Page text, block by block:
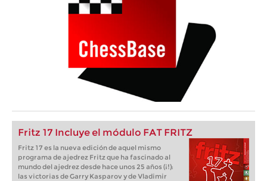
Fritz 17 Incluye el módulo FAT FRITZ
Fritz 17 es la nueva edición de aquel mismo
programa de ajedrez Fritz que ha fascinado al
mundo del ajedrez desde hace unos 25 años (¡!):
las victorias de Garry Kasparov y de Vladimir